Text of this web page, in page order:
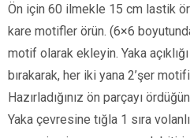
Ön için 60 ilmekle 15 cm lastik
kare motifler örün. (6×6
motif olarak ekleyin. Yaka
bırakarak, her iki yana 2’şer
Hazırladığınız ön parçayı
Yaka çevresine tığla 1 sıra